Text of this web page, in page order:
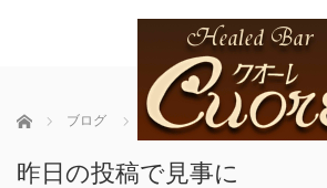
ホーム ブログ 昨日の投稿で見事に
昨日の投稿で見事に